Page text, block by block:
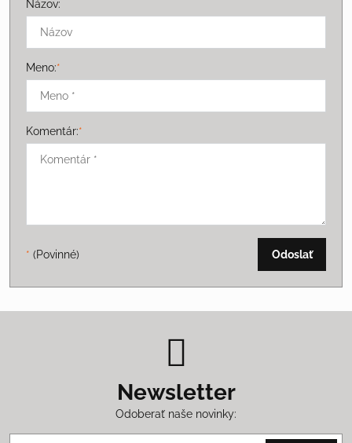
Názov:
Meno:*
Komentár:*
* (Povinné) Odoslať
Newsletter
Odoberať naše novinky: